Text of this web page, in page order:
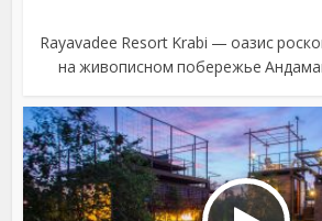
Rayavadee Resort Krabi — оазис
на живописном побережье